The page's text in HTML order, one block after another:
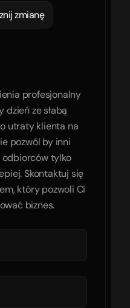
zmianę
profesjonalny
dzień ze słabą
utraty klienta na
pozwól by inni
odbiorców tylko
Skontaktuj się
który pozwoli Ci
biznes.